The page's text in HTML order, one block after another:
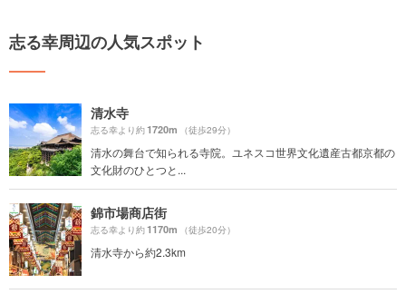
志る幸周辺の人気スポット
清水寺
志る幸より約1720m （徒歩29分）
清水の舞台で知られる寺院。ユネスコ世界文化遺産古都京都の
文化財のひとつと...
錦市場商店街
志る幸より約1170m （徒歩20分）
清水寺から約2.3km